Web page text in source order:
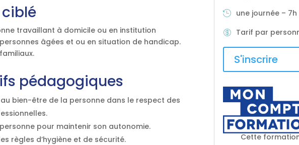
travaillant à domicile ou en institution
âgées et ou en situation de handicap.
pédagogiques
bien-être de la personne dans le respect des
pour maintenir son autonomie.
règles d’hygiène et de sécurité.
une journée – 7h
Tarif par
S'inscrire
Cette